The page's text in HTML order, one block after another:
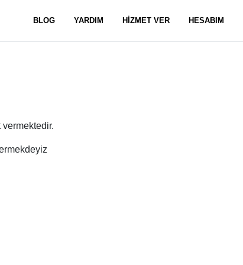
BLOG YARDIM HİZMET VER HESABIM